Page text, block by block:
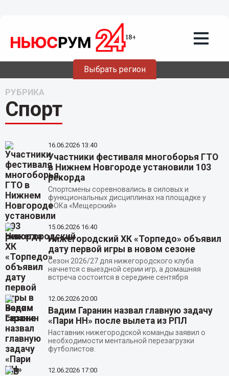
Выбрать регион
РУБРИКА
Спорт
16.06.2026 13:40
Участники фестиваля многоборья ГТО
в Нижнем Новгороде установили 103
рекорда
Спортсмены соревновались в силовых и
функциональных дисциплинах на площадке у
ФОКа «Мещерский»
15.06.2026 16:40
Нижегородский ХК «Торпедо» объявил
дату первой игры в новом сезоне
Сезон 2026/27 для нижегородского клуба
начнется с выездной серии игр, а домашняя
встреча состоится в середине сентября
12.06.2026 20:00
Вадим Гаранин назвал главную задачу
«Пари НН» после вылета из РПЛ
Наставник нижегородской команды заявил о
необходимости ментальной перезагрузки
футболистов.
12.06.2026 17:00